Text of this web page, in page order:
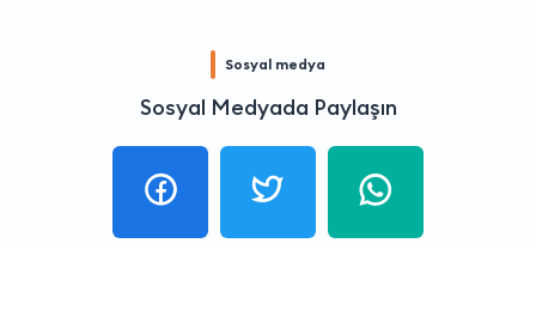
Sosyal medya
Sosyal Medyada Paylaşın